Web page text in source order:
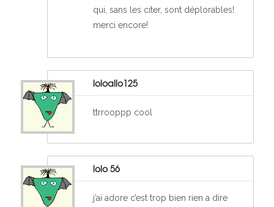
qui, sans les citer, sont déplorables!
merci encore!
loloallo125
ttrrooppp cool
lolo 56
j’ai adore c’est trop bien rien a dire